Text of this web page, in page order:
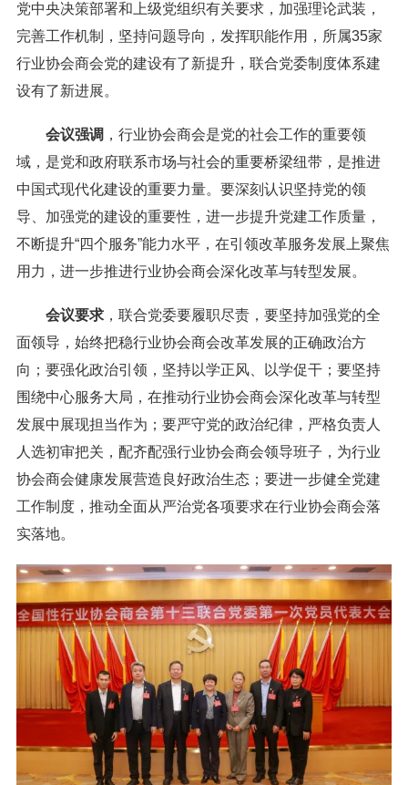
党中央决策部署和上级党组织有关要求，加强理论武装，
完善工作机制，坚持问题导向，发挥职能作用，所属35家
行业协会商会党的建设有了新提升，联合党委制度体系建
设有了新进展。
会议强调 ，行业协会商会是党的社会工作的重要领
域，是党和政府联系市场与社会的重要桥梁纽带，是推进
中国式现代化建设的重要力量。要深刻认识坚持党的领
导、加强党的建设的重要性，进一步提升党建工作质量，
不断提升“四个服务”能力水平，在引领改革服务发展上聚焦
用力，进一步推进行业协会商会深化改革与转型发展。
会议要求，联合党委要履职尽责，要坚持加强党的全
面领导，始终把稳行业协会商会改革发展的正确政治方
向；要强化政治引领，坚持以学正风、以学促干；要坚持
围绕中心服务大局，在推动行业协会商会深化改革与转型
发展中展现担当作为；要严守党的政治纪律，严格负责人
人选初审把关，配齐配强行业协会商会领导班子，为行业
协会商会健康发展营造良好政治生态；要进一步健全党建
工作制度，推动全面从严治党各项要求在行业协会商会落
实落地。